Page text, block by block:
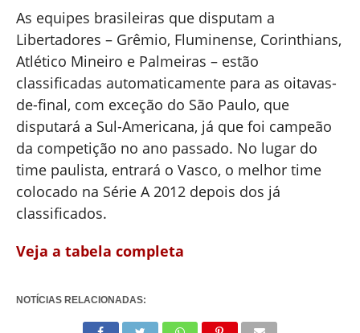
As equipes brasileiras que disputam a
Libertadores – Grêmio, Fluminense, Corinthians,
Atlético Mineiro e Palmeiras – estão
classificadas automaticamente para as oitavas-
de-final, com exceção do São Paulo, que
disputará a Sul-Americana, já que foi campeão
da competição no ano passado. No lugar do
time paulista, entrará o Vasco, o melhor time
colocado na Série A 2012 depois dos já
classificados.
Veja a tabela completa
NOTÍCIAS RELACIONADAS: